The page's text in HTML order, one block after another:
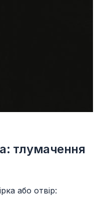
тлумачення
або отвір: